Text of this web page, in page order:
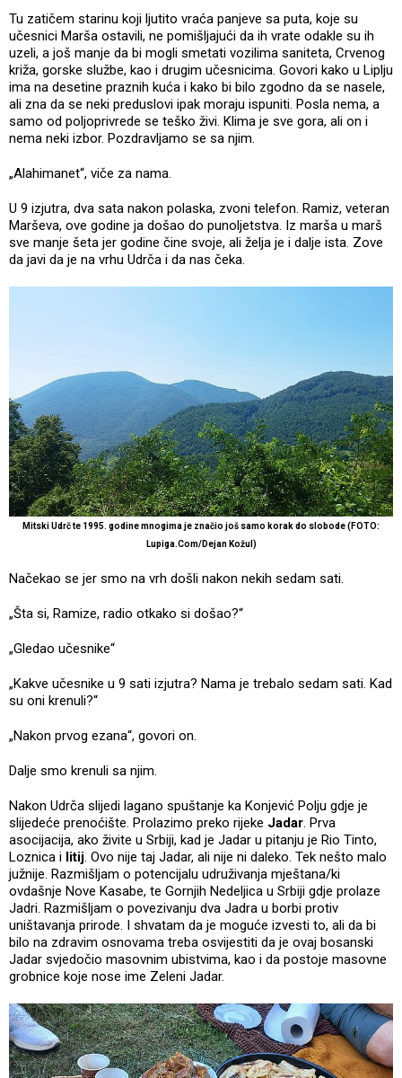
Tu zatičem starinu koji ljutito vraća panjeve sa puta, koje su
učesnici Marša ostavili, ne pomišljajući da ih vrate odakle su ih
uzeli, a još manje da bi mogli smetati vozilima saniteta, Crvenog
križa, gorske službe, kao i drugim učesnicima. Govori kako u Liplju
ima na desetine praznih kuća i kako bi bilo zgodno da se nasele,
ali zna da se neki preduslovi ipak moraju ispuniti. Posla nema, a
samo od poljoprivrede se teško živi. Klima je sve gora, ali on i
nema neki izbor. Pozdravljamo se sa njim.
„Alahimanet“, viče za nama.
U 9 izjutra, dva sata nakon polaska, zvoni telefon. Ramiz, veteran
Marševa, ove godine ja došao do punoljetstva. Iz marša u marš
sve manje šeta jer godine čine svoje, ali želja je i dalje ista. Zove
da javi da je na vrhu Udrča i da nas čeka.
Mitski Udrč te 1995. godine mnogima je značio još samo korak do slobode (FOTO:
Lupiga.Com/Dejan Kožul)
Načekao se jer smo na vrh došli nakon nekih sedam sati.
„Šta si, Ramize, radio otkako si došao?“
„Gledao učesnike“
„Kakve učesnike u 9 sati izjutra? Nama je trebalo sedam sati. Kad
su oni krenuli?“
„Nakon prvog ezana“, govori on.
Dalje smo krenuli sa njim.
Nakon Udrča slijedi lagano spuštanje ka Konjević Polju gdje je
slijedeće prenoćište. Prolazimo preko rijeke Jadar. Prva
asocijacija, ako živite u Srbiji, kad je Jadar u pitanju je Rio Tinto,
Loznica i litij. Ovo nije taj Jadar, ali nije ni daleko. Tek nešto malo
južnije. Razmišljam o potencijalu udruživanja mještana/ki
ovdašnje Nove Kasabe, te Gornjih Nedeljica u Srbiji gdje prolaze
Jadri. Razmišljam o povezivanju dva Jadra u borbi protiv
uništavanja prirode. I shvatam da je moguće izvesti to, ali da bi
bilo na zdravim osnovama treba osvijestiti da je ovaj bosanski
Jadar svjedočio masovnim ubistvima, kao i da postoje masovne
grobnice koje nose ime Zeleni Jadar.